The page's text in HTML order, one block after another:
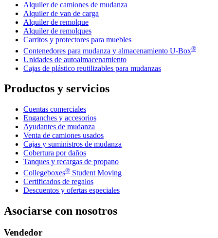
Alquiler de camiones de mudanza
Alquiler de van de carga
Alquiler de remolque
Alquiler de remolques
Carritos y protectores para muebles
Contenedores para mudanza y almacenamiento U-Box®
Unidades de autoalmacenamiento
Cajas de plástico reutilizables para mudanzas
Productos y servicios
Cuentas comerciales
Enganches y accesorios
Ayudantes de mudanza
Venta de camiones usados
Cajas y suministros de mudanza
Cobertura por daños
Tanques y recargas de propano
Collegeboxes® Student Moving
Certificados de regalos
Descuentos y ofertas especiales
Asociarse con nosotros
Vendedor